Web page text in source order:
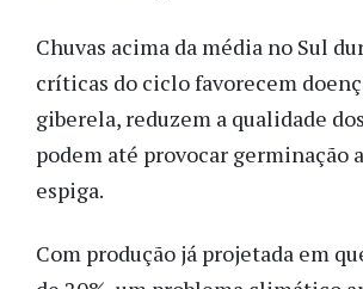
Chuvas acima da média no Sul
críticas do ciclo favorecem
giberela, reduzem a qualidade
podem até provocar germinação
espiga.
Com produção já projetada em